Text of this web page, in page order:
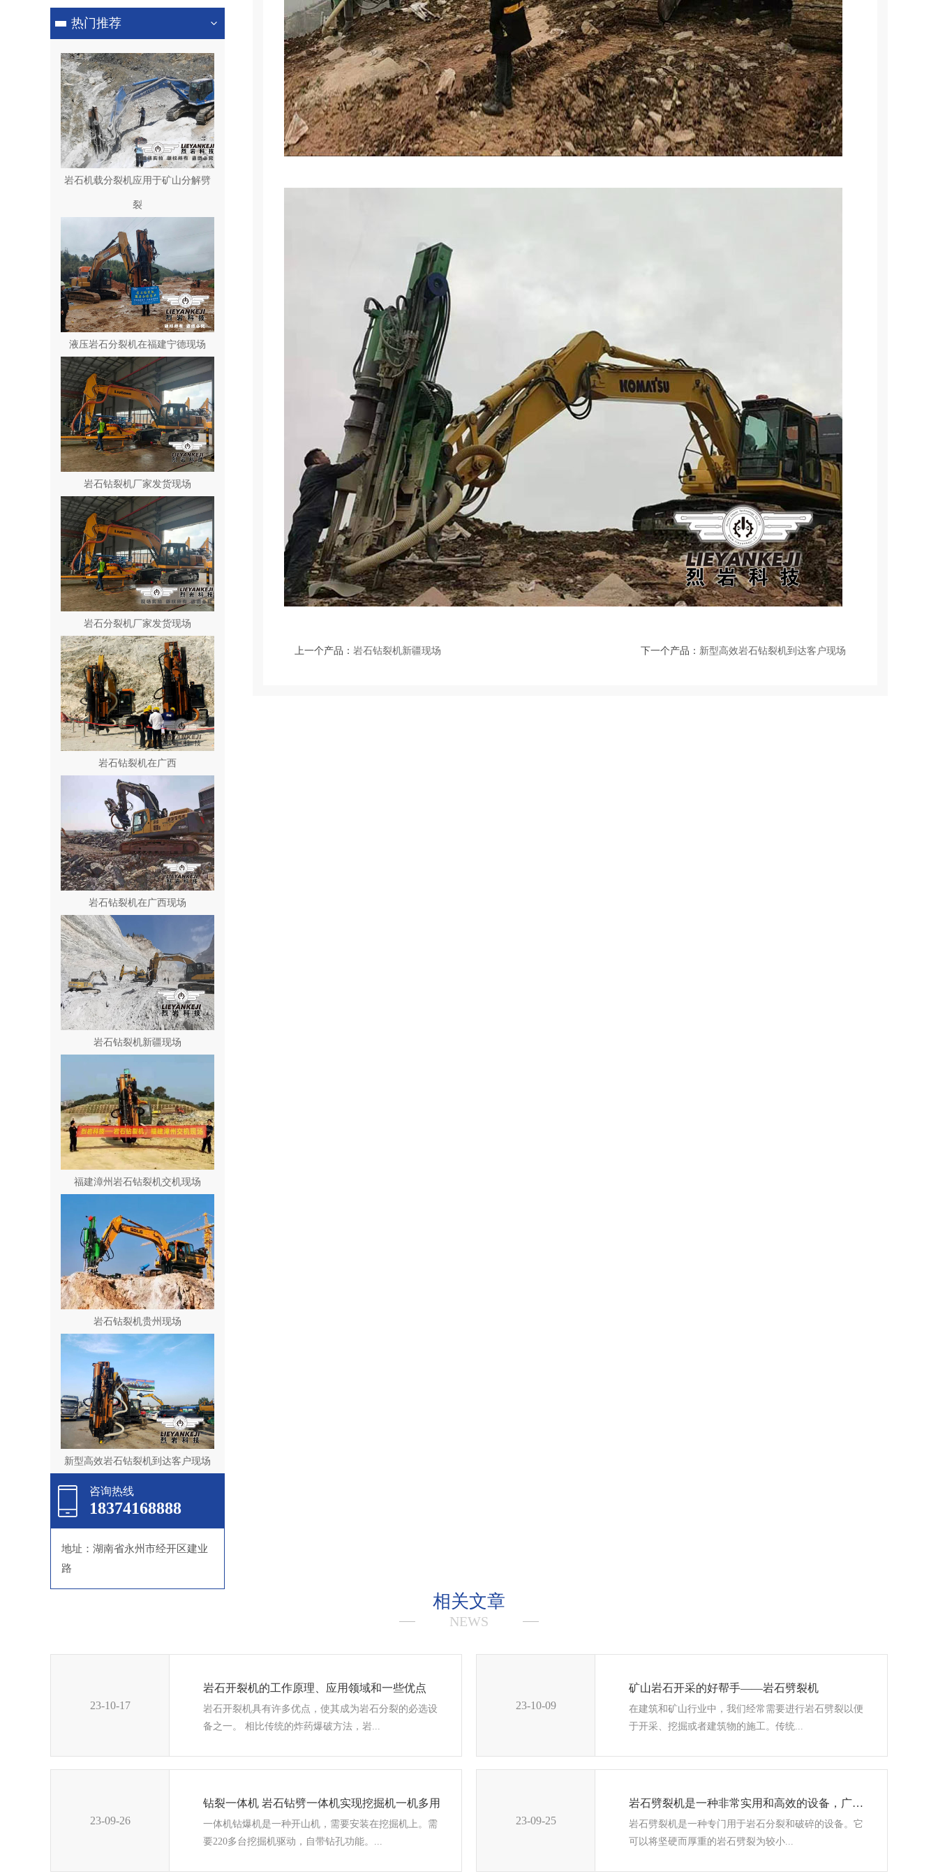
热门推荐
岩石机载分裂机应用于矿山分解劈
裂
液压岩石分裂机在福建宁德现场
岩石钻裂机厂家发货现场
岩石分裂机厂家发货现场
岩石钻裂机在广西
岩石钻裂机在广西现场
岩石钻裂机新疆现场
福建漳州岩石钻裂机交机现场
岩石钻裂机贵州现场
新型高效岩石钻裂机到达客户现场
咨询热线
18374168888
地址：湖南省永州市经开区建业
路
上一个产品： 岩石钻裂机新疆现场 下一个产品： 新型高效岩石钻裂机到达客户现场
相关文章
NEWS
23-10-17
岩石开裂机的工作原理、应用领域和一些优点
岩石开裂机具有许多优点，使其成为岩石分裂的必选设
备之一。 相比传统的炸药爆破方法，岩...
23-10-09
矿山岩石开采的好帮手——岩石劈裂机
在建筑和矿山行业中，我们经常需要进行岩石劈裂以便
于开采、挖掘或者建筑物的施工。传统...
23-09-26
钻裂一体机 岩石钻劈一体机实现挖掘机一机多用
一体机钻爆机是一种开山机，需要安装在挖掘机上。需
要220多台挖掘机驱动，自带钻孔功能。...
23-09-25
岩石劈裂机是一种非常实用和高效的设备，广泛应用于各个领域
岩石劈裂机是一种专门用于岩石分裂和破碎的设备。它
可以将坚硬而厚重的岩石劈裂为较小...